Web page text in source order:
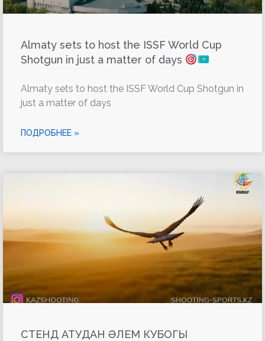
Almaty sets to host the ISSF World Cup
Shotgun in just a matter of days
Almaty sets to host the ISSF World Cup Shotgun in
just a matter of days
ПОДРОБНЕЕ »
СТЕНД АТУДАН ӘЛЕМ КУБОГЫ